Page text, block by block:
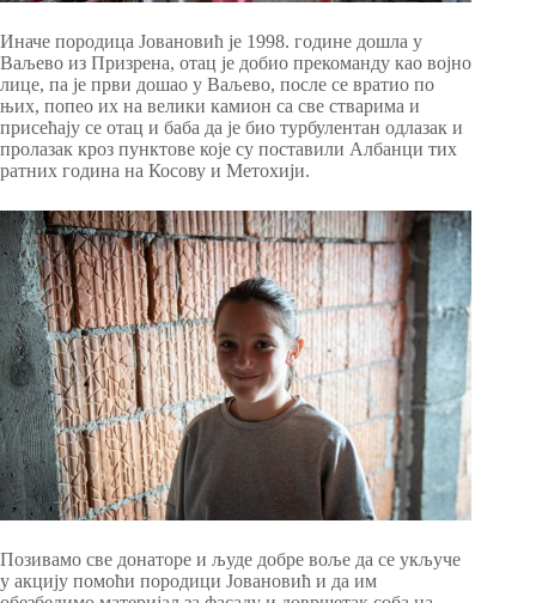
Иначе породица Јовановић је 1998. године дошла у
Ваљево из Призрена, отац је добио прекоманду као војно
лице, па је први дошао у Ваљево, после се вратио по
њих, попео их на велики камион са све стварима и
присећају се отац и баба да је био турбулентан одлазак и
пролазак кроз пунктове које су поставили Албанци тих
ратних година на Косову и Метохији.
Позивамо све донаторе и људе добре воље да се укључе
у акцију помоћи породици Јовановић и да им